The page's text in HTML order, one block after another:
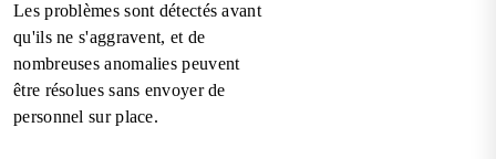
Les problèmes sont détectés avant
qu'ils ne s'aggravent, et de
nombreuses anomalies peuvent
être résolues sans envoyer de
personnel sur place.